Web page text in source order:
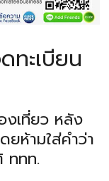
ทะเบียน
งเที่ยว หลัง
ยห้ามใส่คำว่า
ททท.